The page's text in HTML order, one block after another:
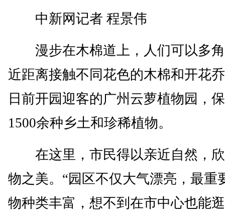
中新网记者 程景伟
漫步在木棉道上，人们可以多
近距离接触不同花色的木棉和开花
日前开园迎客的广州云萝植物园，
1500余种乡土和珍稀植物。
在这里，市民得以亲近自然，
物之美。“园区不仅大气漂亮，最重
物种类丰富，想不到在市中心也能